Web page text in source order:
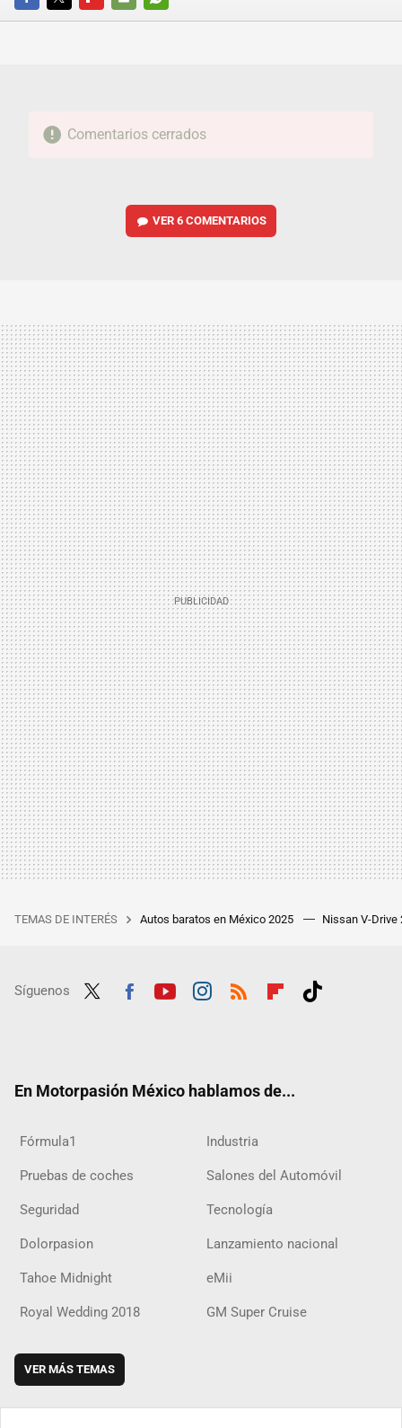
FACEBOOKTWITTERFLIPBOARD
E-
WHATSAPP
Comentarios cerrados
VER6 COMENTARIOS
TEMAS DE INTERÉS Autos baratos en México 2025 Nissan V-Drive
Síguenos
En Motorpasión México hablamos de...
Fórmula1 Industria
Pruebas de coches Salones del Automóvil
Seguridad Tecnología
Dolorpasion Lanzamiento nacional
Tahoe Midnight eMii
Royal Wedding 2018 GM Super Cruise
VER MÁS TEMAS